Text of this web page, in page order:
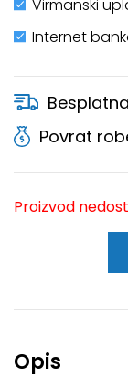
Virmanski
Internet
Povrat
Proizvod
Opis